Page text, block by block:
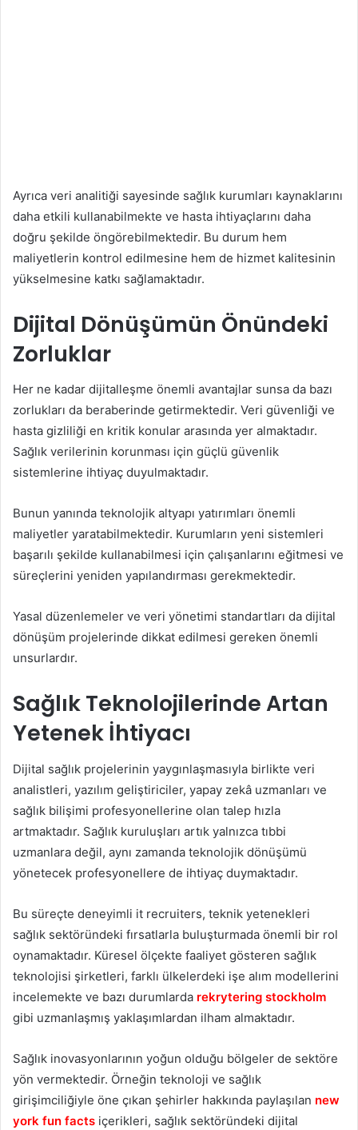
Ayrıca veri analitiği sayesinde sağlık kurumları kaynaklarını
daha etkili kullanabilmekte ve hasta ihtiyaçlarını daha
doğru şekilde öngörebilmektedir. Bu durum hem
maliyetlerin kontrol edilmesine hem de hizmet kalitesinin
yükselmesine katkı sağlamaktadır.
Dijital Dönüşümün Önündeki
Zorluklar
Her ne kadar dijitalleşme önemli avantajlar sunsa da bazı
zorlukları da beraberinde getirmektedir. Veri güvenliği ve
hasta gizliliği en kritik konular arasında yer almaktadır.
Sağlık verilerinin korunması için güçlü güvenlik
sistemlerine ihtiyaç duyulmaktadır.
Bunun yanında teknolojik altyapı yatırımları önemli
maliyetler yaratabilmektedir. Kurumların yeni sistemleri
başarılı şekilde kullanabilmesi için çalışanlarını eğitmesi ve
süreçlerini yeniden yapılandırması gerekmektedir.
Yasal düzenlemeler ve veri yönetimi standartları da dijital
dönüşüm projelerinde dikkat edilmesi gereken önemli
unsurlardır.
Sağlık Teknolojilerinde Artan
Yetenek İhtiyacı
Dijital sağlık projelerinin yaygınlaşmasıyla birlikte veri
analistleri, yazılım geliştiriciler, yapay zekâ uzmanları ve
sağlık bilişimi profesyonellerine olan talep hızla
artmaktadır. Sağlık kuruluşları artık yalnızca tıbbi
uzmanlara değil, aynı zamanda teknolojik dönüşümü
yönetecek profesyonellere de ihtiyaç duymaktadır.
Bu süreçte deneyimli it recruiters, teknik yetenekleri
sağlık sektöründeki fırsatlarla buluşturmada önemli bir rol
oynamaktadır. Küresel ölçekte faaliyet gösteren sağlık
teknolojisi şirketleri, farklı ülkelerdeki işe alım modellerini
incelemekte ve bazı durumlarda rekrytering stockholm
gibi uzmanlaşmış yaklaşımlardan ilham almaktadır.
Sağlık inovasyonlarının yoğun olduğu bölgeler de sektöre
yön vermektedir. Örneğin teknoloji ve sağlık
girişimciliğiyle öne çıkan şehirler hakkında paylaşılan new
york fun facts içerikleri, sağlık sektöründeki dijital